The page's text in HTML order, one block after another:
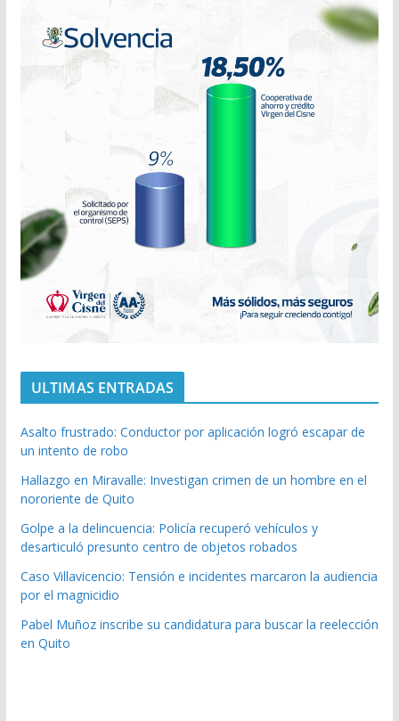
ULTIMAS ENTRADAS
Asalto frustrado: Conductor por aplicación logró escapar de
un intento de robo
Hallazgo en Miravalle: Investigan crimen de un hombre en el
nororiente de Quito
Golpe a la delincuencia: Policía recuperó vehículos y
desarticuló presunto centro de objetos robados
Caso Villavicencio: Tensión e incidentes marcaron la audiencia
por el magnicidio
Pabel Muñoz inscribe su candidatura para buscar la reelección
en Quito